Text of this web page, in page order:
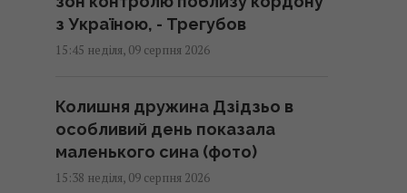
з Україною, - Трегубов
15:45 неділя, 09 серпня 2026
Колишня дружина Дзідзьо в
особливий день показала
маленького сина (фото)
15:38 неділя, 09 серпня 2026